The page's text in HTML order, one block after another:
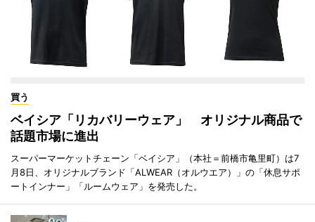
買う
ベイシア「リカバリーウェア」 オリジナル商品で
話題市場に進出
スーパーマーケットチェーン「ベイシア」（本社＝前橋市亀里町）は7
月8日、オリジナルブランド「ALWEAR（オルウエア）」の「休息サポ
ートインナー」「ルームウェア」を発売した。